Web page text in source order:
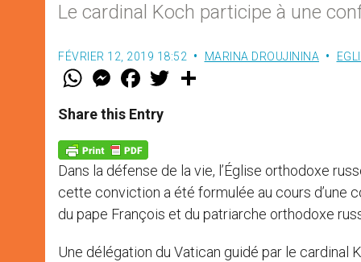
Le cardinal Koch participe à une
FÉVRIER 12, 2019 18:52 MARINA DROUJININA
W
t
s
A
p
p
M
e
s
e
n
g
e
r
F
a
e
b
o
k
w
Share this Entry
Dans la défense de la vie, l’Église orthodoxe
cette conviction a été formulée au cours d’une
du pape François et du patriarche orthodoxe
Une délégation du Vatican guidé par le cardinal